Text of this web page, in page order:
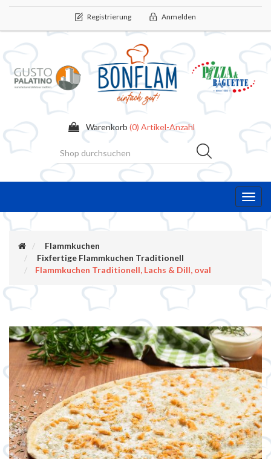
Registrierung Anmelden
Warenkorb (0) Artikel-Anzahl
Flammkuchen
Fixfertige Flammkuchen Traditionell
Flammkuchen Traditionell, Lachs & Dill, oval